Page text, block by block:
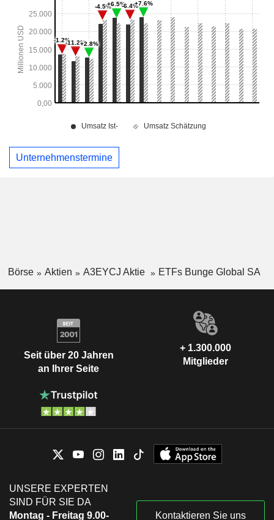
Unternehmenstermine
Börse Aktien A3EYCJ Aktie ETFs Bunge Global SA
Seit über 20 Jahren
an Ihrer Seite
+ 1.300.000
Mitglieder
UNSERE EXPERTEN
SIND FÜR SIE DA
Montag - Freitag 9.00-
Kontaktieren Sie uns